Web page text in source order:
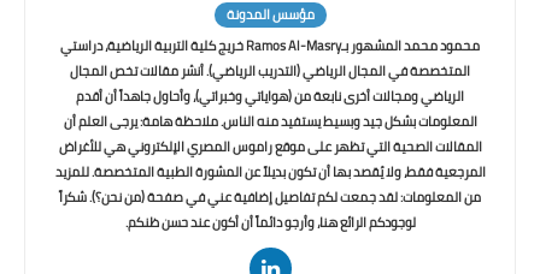
مؤسس المدونة
محمود محمد المشهور بـRamos Al-Masry خريج كلية التربية الرياضية، دراستي
المتخصصة في المجال الرياضي (التدريب الرياضي). أنشر مقالات تخص المجال
الرياضي ومجالات أخرى نابعة من (هواياتي وخبراتي)، وأحاول جاهداً أن أقدم
المعلومات بشكل جيد وبسيط يستفيد منه الناس. ملاحظة هامة: يرجى العلم أن
المقالات الصحية التي تظهر على موقع راموس المصري الإلكتروني هي للأغراض
المرجعية فقط، ولا يُقصد بها أن تكون بديلاً عن المشورة الطبية المتخصصة. للمزيد
من المعلومات: لقد جمعت لكم تفاصيل إضافية عني في صفحة (من نحن؟). شكراً
لوجودكم الرائع هنا، وأرجو دائماً أن أكون عند حسن ظنكم.